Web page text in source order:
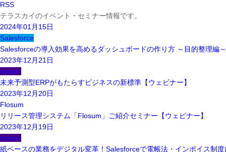
RSS
テラスカイのイベント・セミナー情報です。
2024年01月15日
Salesforce
Salesforceの導入効果を高めるダッシュボードの作り方 ～目的整理編
2023年12月21日
mitoco
未来予測型ERPがもたらすビジネスの新標準【ウェビナー】
2023年12月20日
Flosum
リリース管理システム「Flosum」ご紹介セミナー【ウェビナー】
2023年12月19日
mitoco
紙ベースの業務をデジタル変革！Salesforceで電帳法・インボイス制